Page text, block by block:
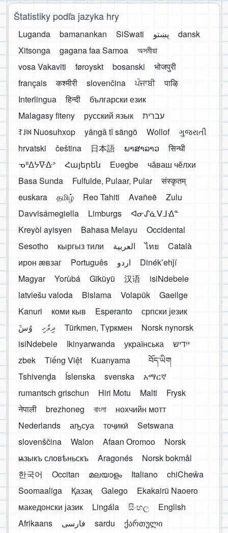
Štatistiky podľa jazyka hry
Luganda bamanankan SiSwati پښتو
dansk
Xitsonga
gagana faa Samoa
অসমীয়া
vosa Vakaviti
føroyskt bosanski
भोजपुरी
français
कश्मीरी slovenčina ਪੰਜਾਬੀ
पाऴि
Interlingua
हिन्दी
български език
Malagasy fiteny
русский язык
עברית
ꆈꌠ꒿ Nuosuhxop
yângâ tî sängö Wollof
ગુજરાતી
hrvatski
čeština 日本語 ພາສາລາວ
सिन्धी
ᓀᐦᐃᔭᐍᐏᐣ
Հայերեն Eʋegbe
чӑваш чӗлхи
Basa Sunda
Fulfulde, Pulaar, Pular
संस्कृतम्
euskara
தமிழ் Reo Tahiti Avañeẽ
Zulu
Davvisámegiella
Limburgs
ᐊᓂᔑᓈᐯᒧᐎᓐ
Kreyòl ayisyen
Bahasa Melayu
Occidental
Sesotho
кыргыз тили العربية ไทย
Català
ирон æвзаг
Português اردو
Dinékʼehǰí
Magyar
Yorùbá Gĩkũyũ 汉语
isiNdebele
latviešu valoda
Bislama Volapük
Gaeilge
Kanuri
коми кыв Esperanto
српски језик
َوُسَ
ދިވެހި Türkmen, Түркмен
Norsk nynorsk
isiNdebele
Ikinyarwanda українська
ייִדיש
zbek
Tiếng Việt Kuanyama
བོད་ཡིག
Tshivenḓa
Íslenska svenska
አማርኛ
rumantsch grischun
Hiri Motu Malti
Frysk
नेपाली
brezhoneg বাংলা
нохчийн мотт
Nederlands
аҧсуа тоҷикӣ
Setswana
slovenščina
Walon Afaan Oromoo
Norsk
ѩзыкъ словѣньскъ
Aragonés
Norsk bokmål
한국어
Occitan മലയാളം Italiano
chiCheŵa
Soomaaliga
Қазақ Galego
Ekakairũ Naoero
македонски јазик
Lingála සිංහල
English
Afrikaans
فارسی sardu
ქართული